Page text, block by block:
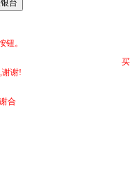
。
时,请你将你购 买
谢谢!
或打电话等各类
合